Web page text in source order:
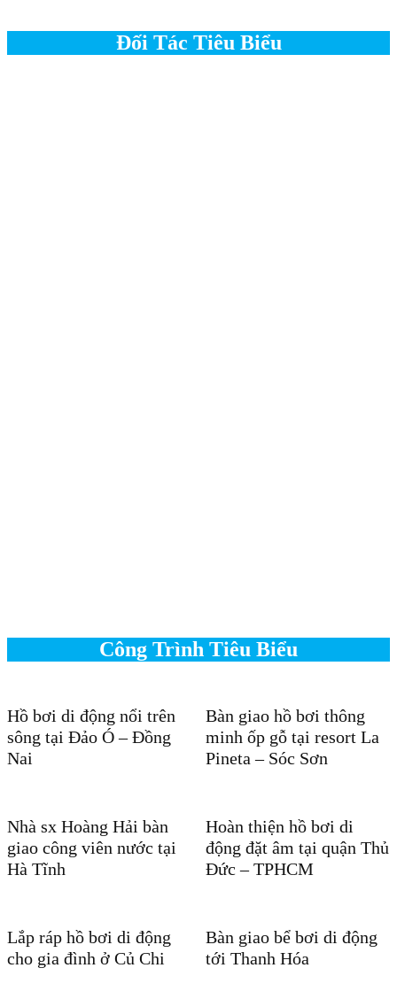
Đối Tác Tiêu Biểu
Công Trình Tiêu Biểu
Hồ bơi di động nổi trên
sông tại Đảo Ó – Đồng
Nai
Bàn giao hồ bơi thông
minh ốp gỗ tại resort La
Pineta – Sóc Sơn
Nhà sx Hoàng Hải bàn
giao công viên nước tại
Hà Tĩnh
Hoàn thiện hồ bơi di
động đặt âm tại quận Thủ
Đức – TPHCM
Lắp ráp hồ bơi di động
cho gia đình ở Củ Chi
Bàn giao bể bơi di động
tới Thanh Hóa